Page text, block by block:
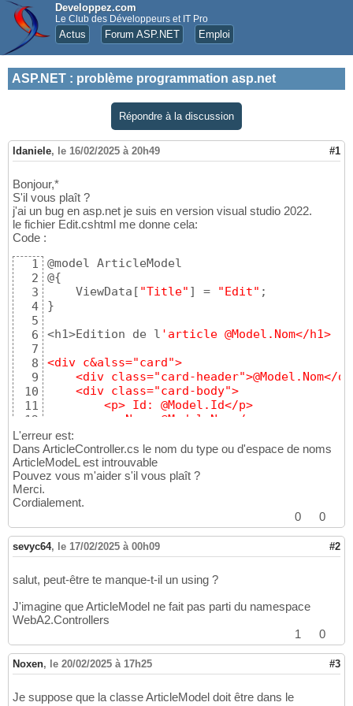
Developpez.com
Le Club des Développeurs et IT Pro
Actus Forum ASP.NET Emploi
ASP.NET : problème programmation asp.net
Répondre à la discussion
ldaniele, le 16/02/2025 à 20h49 #1
Bonjour,*
S'il vous plaît ?
j'ai un bug en asp.net je suis en version visual studio 2022.
le fichier Edit.cshtml me donne cela:
Code :
1
2
3
4
5
6
7
8
9
10
11
12
13
14
15
16
17
18
20
21
23
25
26
28
29
30
@model ArticleModel
@{
    ViewData
[ "Title" ] = "Edit"
}
<h1>Edition de l 'article @Model.Nom</h1>
<div c&alss="card">
<div class="card-header">@Model.Nom</
    <div class="card-body">
        <p> Id: @Model.Id</p>
        <p>Nom: @Model.Nom</p>
        <p>Prix: @Model.Prix</p>
        <p>Note: @Model.Note</p>
    </div>
</div>
le fichier index.cshtml me donne cela:
@{
ViewData["Title"
}
<h1>Liste des articles</h1>
<div class="card">
    <div class="card-header">Articles</div>
    <div class="card-body">
        <div class="table-responsive">
            <table class="table">
                    <tr>
L'erreur est:
Dans ArticleController.cs le nom du type ou d'espace de noms
ArticleModeL est introuvable
Pouvez vous m'aider s'il vous plaît ?
Merci.
Cordialement.
0
0
sevyc64, le 17/02/2025 à 00h09 #2
salut, peut-être te manque-t-il un using ?
J'imagine que ArticleModel ne fait pas parti du namespace
WebA2.Controllers
1
0
Noxen, le 20/02/2025 à 17h25 #3
Je suppose que la classe ArticleModel doit être dans le